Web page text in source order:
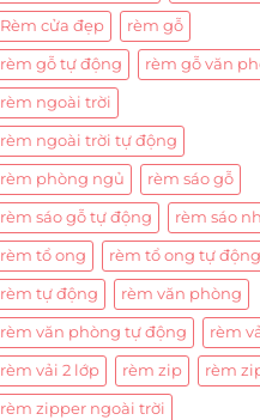
Rèm cửa đẹp rèm gỗ
rèm gỗ tự động rèm gỗ văn
rèm ngoài trời
rèm ngoài trời tự động
rèm phòng ngủ rèm sáo gỗ
rèm sáo gỗ tự động rèm sáo
rèm tổ ong rèm tổ ong tự động
rèm tự động rèm văn phòng
rèm văn phòng tự động rèm
rèm vải 2 lớp rèm zip rèm
rèm zipper ngoài trời